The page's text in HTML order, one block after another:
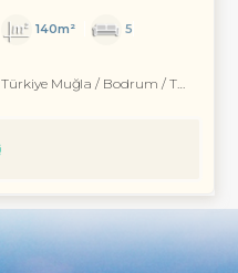
140m² 5
Türkiye Muğla / Bodrum / Turgutreis